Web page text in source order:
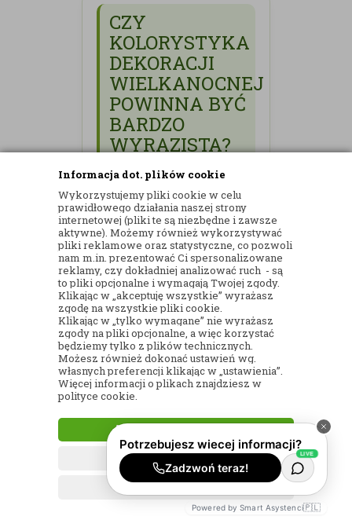
Informacja dot. plików cookie
Wykorzystujemy pliki cookie w celu
prawidłowego działania naszej strony
internetowej (pliki te są niezbędne i zawsze
aktywne). Możemy również wykorzystywać
pliki reklamowe oraz statystyczne, co pozwoli
nam m.in. prezentować Ci spersonalizowane
reklamy, czy dokładniej analizować ruch - są
to pliki opcjonalne i wymagają Twojej zgody.
Klikając w „akceptuję wszystkie” wyrażasz
zgodę na wszystkie pliki cookie.
Klikając w „tylko wymagane” nie wyrażasz
zgody na pliki opcjonalne, a więc korzystać
będziemy tylko z plików technicznych.
Możesz również dokonać ustawień wg.
własnych preferencji klikając w „ustawienia”.
Więcej informacji o plikach znajdziesz w
polityce cookie.
AKCEPTUJĘ WSZYSTKIE
TYLKO WYMAGANE
CZY
KOLORYSTYKA
DEKORACJI
WIELKANOCNEJ
POWINNA BYĆ
BARDZO
WYRAZISTA?
Zazwyczaj nie. Najlepszy efekt
dają barwy jasne, naturalne i
wyważone, które podkreślają
świąteczny charakter kompozycji,
ale nadal pozostają eleganckie i
odpowiednie dla miejsca pamięci.
CZY
ZAMIENNIKI
MOGĄ
ZMIENIĆ
CHARAKTER
CAŁEJ
DEKORACJI?
Nie powinny. Jeśli pojawiają się
zamienniki, są dobierane tak, abyPowered by Smart Asystenci🇵🇱